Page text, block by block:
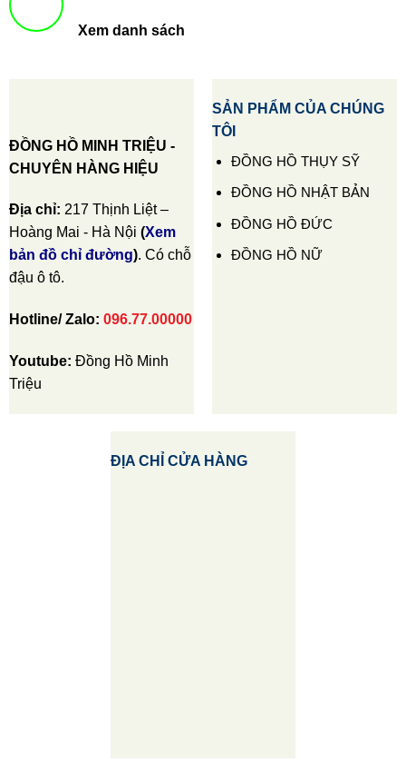
Xem danh sách
ĐỒNG HỒ MINH TRIỆU -
CHUYÊN HÀNG HIỆU
Địa chỉ: 217 Thịnh Liệt –
Hoàng Mai - Hà Nội (Xem
bản đồ chỉ đường). Có chỗ
đậu ô tô.
Hotline/ Zalo: 096.77.00000
Youtube: Đồng Hồ Minh
Triệu
SẢN PHẨM CỦA CHÚNG
TÔI
ĐỒNG HỒ THỤY SỸ
ĐỒNG HỒ NHẬT BẢN
ĐỒNG HỒ ĐỨC
ĐỒNG HỒ NỮ
ĐỊA CHỈ CỬA HÀNG